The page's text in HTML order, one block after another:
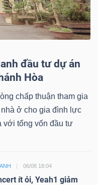
đầu tư dự án
Hòa
chấp thuận tham gia
ở cho gia đình lực
với tổng vốn đầu tư
06/08 18:04
ít ỏi, Yeah1 giảm